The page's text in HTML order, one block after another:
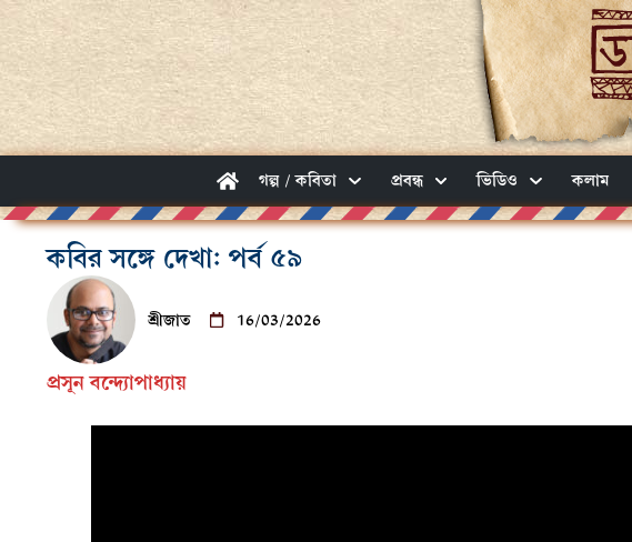
গল্প / কবিতা প্রবন্ধ ভিডিও কলাম
কবির সঙ্গে দেখা: পর্ব ৫৯
শ্রীজাত 16/03/2026
প্রসূন বন্দ্যোপাধ্যায়